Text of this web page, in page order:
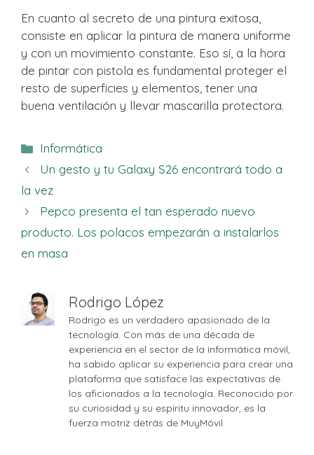
En cuanto al secreto de una pintura exitosa,
consiste en aplicar la pintura de manera uniforme
y con un movimiento constante. Eso sí, a la hora
de pintar con pistola es fundamental proteger el
resto de superficies y elementos, tener una
buena ventilación y llevar mascarilla protectora.
Categorías
Informática
Un gesto y tu Galaxy S26 encontrará todo a
la vez
Pepco presenta el tan esperado nuevo
producto. Los polacos empezarán a instalarlos
en masa
Rodrigo López
Rodrigo es un verdadero apasionado de la
tecnología. Con más de una década de
experiencia en el sector de la informática móvil,
ha sabido aplicar su experiencia para crear una
plataforma que satisface las expectativas de
los aficionados a la tecnología. Reconocido por
su curiosidad y su espíritu innovador, es la
fuerza motriz detrás de MuyMóvil.